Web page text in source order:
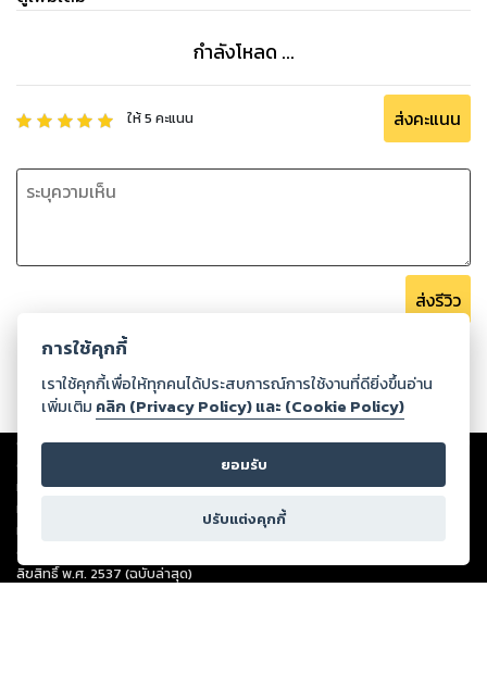
กำลังโหลด ...
ให้5 คะแนน ส่งคะแนน
ส่งรีวิว
Copyright ©2026Storylog Co., Ltd. - สตอรี่ล็อกขอสงวนสิทธิ์ไม่รับผิดชอบ
ต่อผลงานหรือเนื้อหาใดที่อัปโหลดผ่านเว็บไซต์และปรากฏว่าละเมิดสิทธิใน
ทรัพย์สินทางปัญญาของบุคคลอื่นหรือขัดต่อกฎหมายและศีลธรรม ดังนั้น ผู้อ่าน
ทุกท่านโปรดใช้วิจารณญาณในการกลั่นกรองด้วยตนเอง และหากท่านพบว่าส่วน
หนึ่งส่วนใดขัดต่อกฎหมายและศีลธรรม กรุณาแจ้งมายังบริษัท เพื่อทีมงานจะได้
ดำเนินการในทันที ทั้งนี้ ทางสตอรี่ล็อกขอสงวนลิขสิทธิ์ตามพระราชบัญญัติ
ลิขสิทธิ์ พ.ศ. 2537 (ฉบับล่าสุด)
การใช้คุกกี้
เราใช้คุกกี้เพื่อให้ทุกคนได้ประสบการณ์การใช้งานที่ดียิ่งขึ้นอ่าน
เพิ่มเติม คลิก (Privacy Policy) และ (Cookie Policy)
ยอมรับ
ปรับแต่งคุกกี้